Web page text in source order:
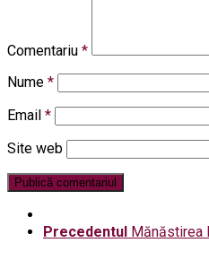
Comentariu *
Nume *
Email *
Site web
Precedentul Mănăstirea